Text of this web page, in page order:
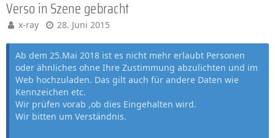
Verso in Szene gebracht
x-ray 28. Juni 2015
Ab dem 25.Mai 2018 ist es nicht mehr erlaubt Personen
oder ähnliches ohne Ihre Zustimmung abzulichten und im
Web hochzuladen. Das gilt auch für andere Daten wie
Kennzeichen etc.
Wir prüfen vorab ,ob dies Eingehalten wird.
Wir bitten um Verständnis.